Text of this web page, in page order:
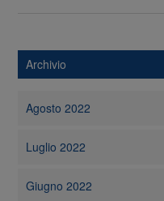
Archivio
Agosto 2022
Luglio 2022
Giugno 2022